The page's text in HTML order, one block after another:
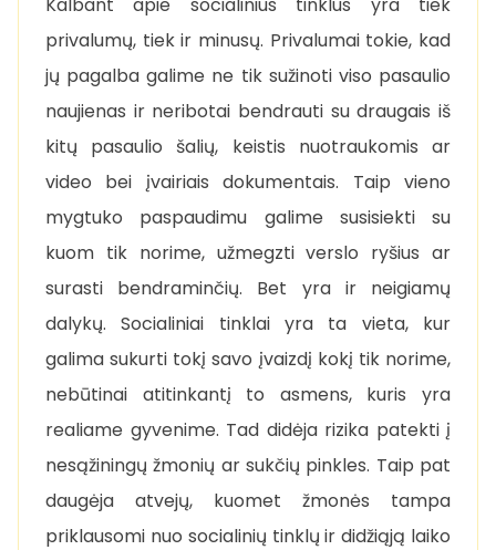
privalumų, tiek ir minusų. Privalumai tokie, kad
jų pagalba galime ne tik sužinoti viso pasaulio
naujienas ir neribotai bendrauti su draugais iš
kitų pasaulio šalių, keistis nuotraukomis ar
video bei įvairiais dokumentais. Taip vieno
mygtuko paspaudimu galime susisiekti su
kuom tik norime, užmegzti verslo ryšius ar
surasti bendraminčių. Bet yra ir neigiamų
dalykų. Socialiniai tinklai yra ta vieta, kur
galima sukurti tokį savo įvaizdį kokį tik norime,
nebūtinai atitinkantį to asmens, kuris yra
realiame gyvenime. Tad didėja rizika patekti į
nesąžiningų žmonių ar sukčių pinkles. Taip pat
daugėja atvejų, kuomet žmonės tampa
priklausomi nuo socialinių tinklų ir didžiąją laiko